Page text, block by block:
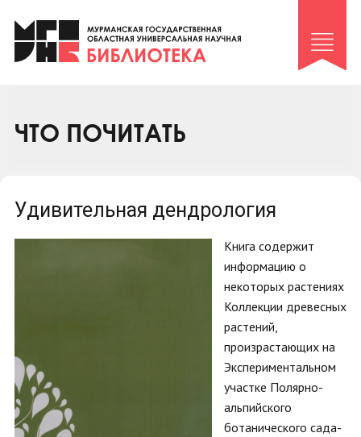
Клуб «Гиря и сельдерей»
Клуб «Семейный архив»
Коллегам
ЧТО ПОЧИТАТЬ
Удивительная дендрология
Книга содержит
информацию о
некоторых растениях
Коллекции древесных
растений,
произрастающих на
Экспериментальном
участке Полярно-
альпийского
ботанического сада-